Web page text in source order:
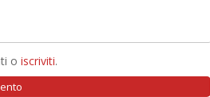
o iscriviti.